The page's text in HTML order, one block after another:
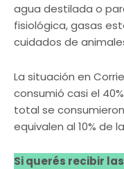
agua destilada o
fisiológica, gasas
cuidados de
La situación en
consumió casi el
total se
equivalen al 10% de
Si querés recibir